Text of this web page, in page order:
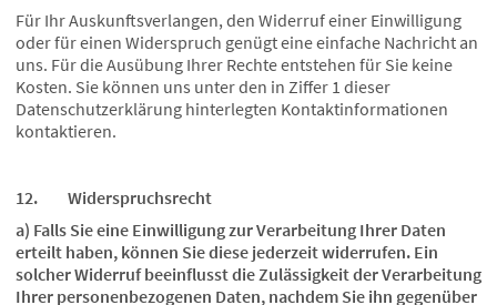
Für Ihr Auskunftsverlangen, den Widerruf einer Einwilligung
oder für einen Widerspruch genügt eine einfache Nachricht an
uns. Für die Ausübung Ihrer Rechte entstehen für Sie keine
Kosten. Sie können uns unter den in Ziffer 1 dieser
Datenschutzerklärung hinterlegten Kontaktinformationen
kontaktieren.
12. Widerspruchsrecht
a) Falls Sie eine Einwilligung zur Verarbeitung Ihrer Daten
erteilt haben, können Sie diese jederzeit widerrufen. Ein
solcher Widerruf beeinflusst die Zulässigkeit der Verarbeitung
Ihrer personenbezogenen Daten, nachdem Sie ihn gegenüber